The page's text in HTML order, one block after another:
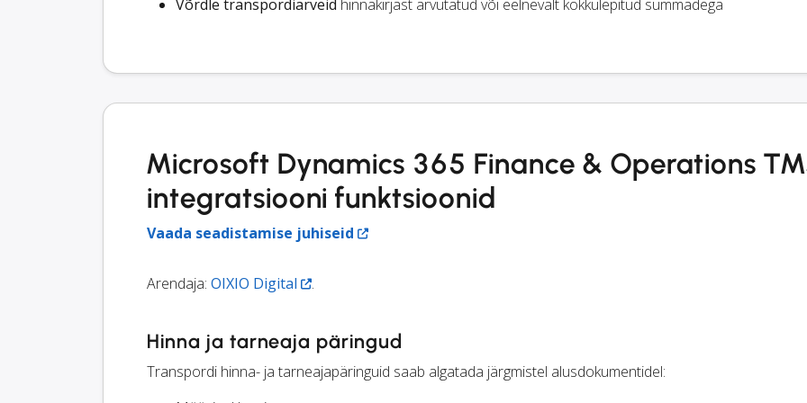
Võrdle transpordiarveid hinnakirjast arvutatud või eelnevalt kokkulepitud summadega
Microsoft Dynamics 365 Finance & Operations
integratsiooni funktsioonid
Vaada seadistamise juhiseid
Arendaja: OIXIO Digital .
Hinna ja tarneaja päringud
Transpordi hinna- ja tarneajapäringuid saab algatada järgmistel alusdokumentidel: